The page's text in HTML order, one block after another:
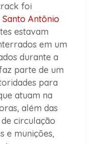
foi
Santo Antônio
estavam
em um
durante a
parte de um
para
atuam na
além das
circulação
e munições,